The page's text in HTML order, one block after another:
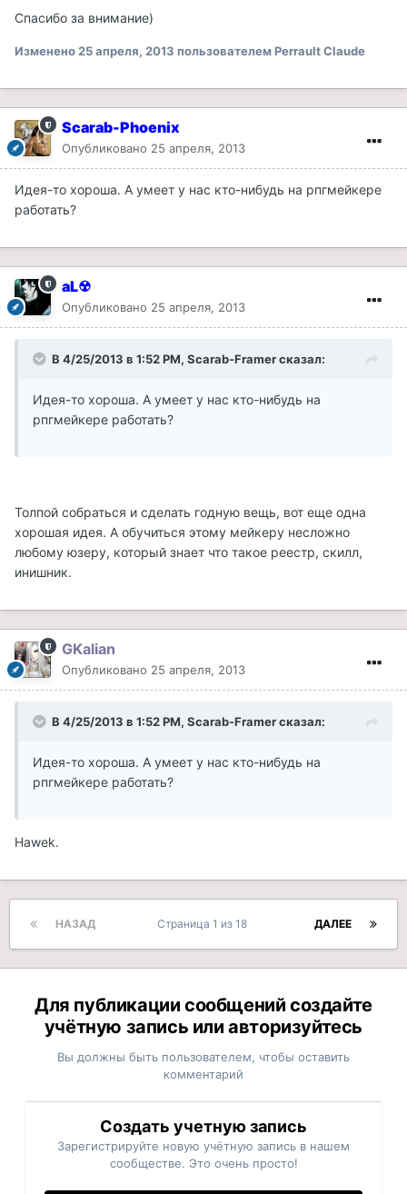
Спасибо за внимание)
Изменено25 апреля, 2013 пользователем Perrault Claude
Scarab-Phoenix
Опубликовано 25 апреля, 2013
Идея-то хороша. А умеет у нас кто-нибудь на рпгмейкере
работать?
aL☢
Опубликовано 25 апреля, 2013
В 4/25/2013 в 1:52 PM, Scarab-Framer сказал:
Идея-то хороша. А умеет у нас кто-нибудь на
рпгмейкере работать?
Толпой собраться и сделать годную вещь, вот еще одна
хорошая идея. А обучиться этому мейкеру несложно
любому юзеру, который знает что такое реестр, скилл,
инишник.
GKalian
Опубликовано 25 апреля, 2013
В 4/25/2013 в 1:52 PM, Scarab-Framer сказал:
Идея-то хороша. А умеет у нас кто-нибудь на
рпгмейкере работать?
Hawek.
НАЗАД ДАЛЕЕ
Страница 1 из 18
Для публикации сообщений создайте
учётную запись или авторизуйтесь
Вы должны быть пользователем, чтобы оставить
комментарий
Создать учетную запись
Зарегистрируйте новую учётную запись в нашем
сообществе. Это очень просто!